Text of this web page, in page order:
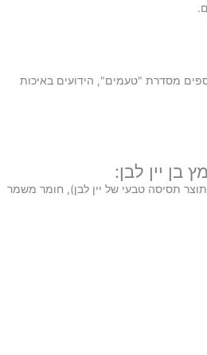
מסדרת "טעמים", הידועים באיכות
בן יין לבן:
חומץ בן יין לבן 99.9% (תוצר תסיסה טבעי של יין לבן), חומר משמר